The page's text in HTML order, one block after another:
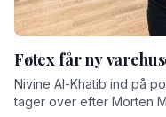
Føtex får ny
Nivine Al-Khatib ind på
tager over efter Morten